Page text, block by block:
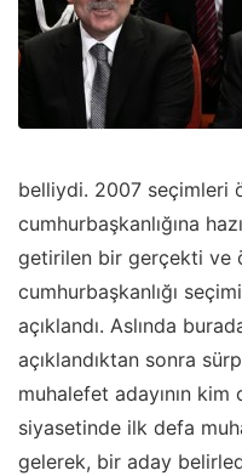
belliydi. 2007 seçimleri
cumhurbaşkanlığına
getirilen bir gerçekti ve
cumhurbaşkanlığı
açıklandı. Aslında
açıklandıktan sonra
muhalefet adayının kim
siyasetinde ilk defa
gelerek, bir aday